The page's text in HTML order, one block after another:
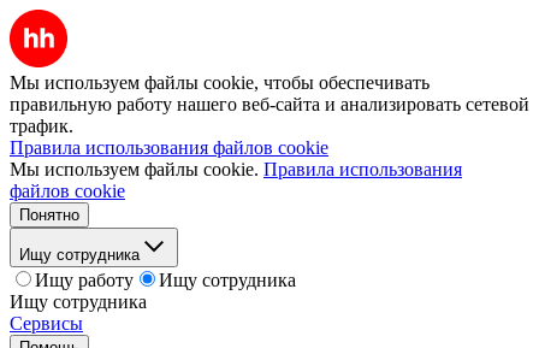
Мы используем файлы cookie, чтобы обеспечивать
правильную работу нашего веб-сайта и анализировать сетевой
трафик.
Правила использования файлов cookie
Мы используем файлы cookie. Правила использования
файлов cookie
Понятно
Ищу сотрудника
Ищу работу
Ищу сотрудника
Ищу сотрудника
Сервисы